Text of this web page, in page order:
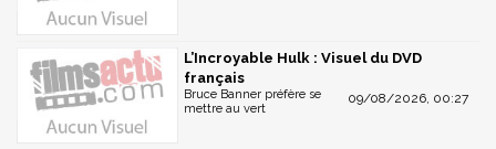
L’Incroyable Hulk : Visuel du DVD
français
09/08/2026, 00:27
Bruce Banner préfère se
mettre au vert